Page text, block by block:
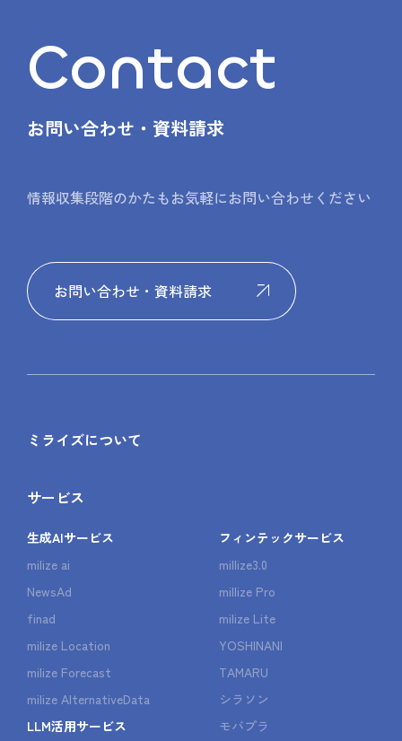
Contact
お問い合わせ・資料請求
情報収集段階のかたもお気軽にお問い合わせください
お問い合わせ・資料請求
ミライズについて
サービス
生成AIサービス
milize ai
NewsAd
finad
milize Location
milize Forecast
milize AlternativeData
LLM活用サービス
フィンテックサービス
millize3.0
millize Pro
milize Lite
YOSHINANI
TAMARU
シラソン
モバプラ